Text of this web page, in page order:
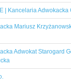
| Kancelaria Adwokacka
Mariusz
Adwokat Starogard